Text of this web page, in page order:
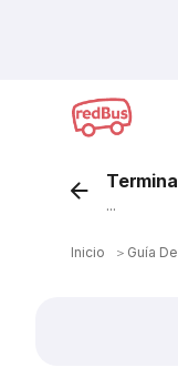
...
Inicio ＞ Guía